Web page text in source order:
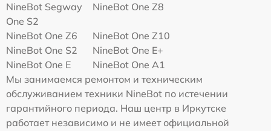
NineBot Segway
One S2
NineBot One Z8
NineBot One Z6
NineBot One Z10
NineBot One S2
NineBot One E+
NineBot One E
NineBot One A1
Мы занимаемся ремонтом и техническим
обслуживанием техники NineBot по истечении
гарантийного периода. Наш центр в Иркутске
работает независимо и не имеет официальной